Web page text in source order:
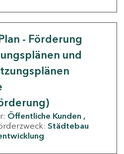
- Förderung
und
Öffentliche Kunden
Städtebau